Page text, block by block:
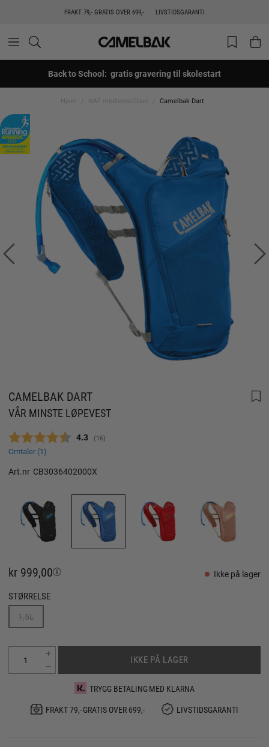
FRAKT 79,- GRATIS OVER 699,- LIVSTIDSGARANTI
Back to School: gratis gravering til skolestart
Hjem NAF medlemstilbud Camelbak Dart
CAMELBAK DART
VÅR MINSTE LØPEVEST
Gjennomsnittskarakter:
4.3 (stemmer:
16)
Omtaler (1)
Art.nr CB3036402000X
kr 999,00 Ikke på lager
STØRRELSE
1,5L
IKKE PÅ LAGER
TRYGG BETALING MED KLARNA
FRAKT 79,- GRATIS OVER 699,-
LIVSTIDSGARANTI